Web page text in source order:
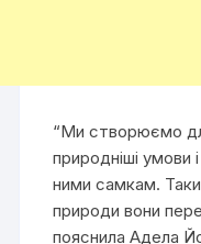
“Ми створюємо
природніші умови
ними самкам.
природи вони
пояснила Адела